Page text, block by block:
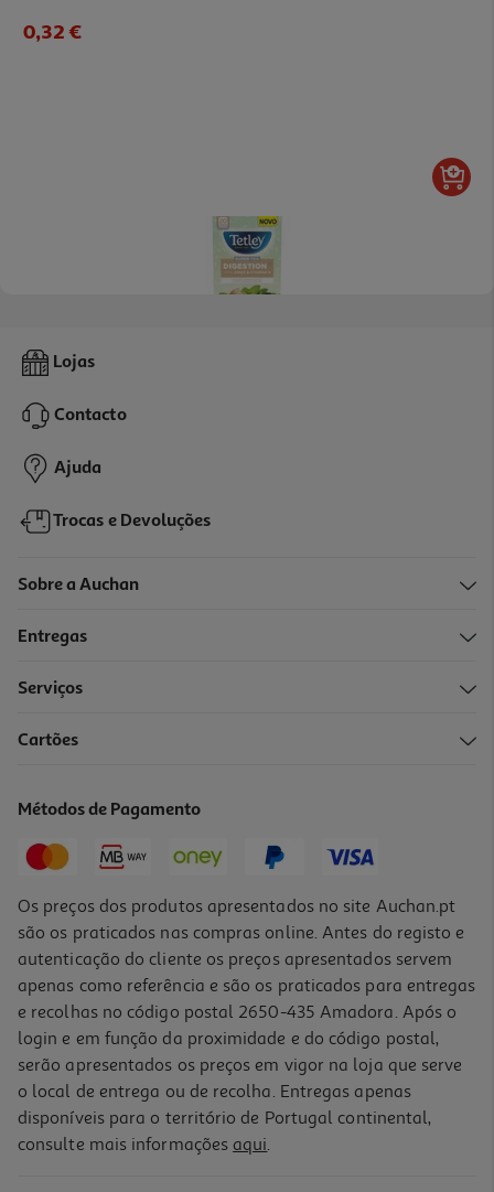
0,32 €
Infusão Tetley Digestão 20 Saquetas
2,65 €
Infusão Tetley Bons Sonhos 20 Saquetas
Lojas
Contacto
Ajuda
Trocas e Devoluções
Sobre a Auchan
Entregas
Serviços
Cartões
Métodos de Pagamento
Os preços dos produtos apresentados no site Auchan.pt
são os praticados nas compras online. Antes do registo e
autenticação do cliente os preços apresentados servem
apenas como referência e são os praticados para entregas
e recolhas no código postal 2650-435 Amadora. Após o
login e em função da proximidade e do código postal,
serão apresentados os preços em vigor na loja que serve
o local de entrega ou de recolha. Entregas apenas
disponíveis para o território de Portugal continental,
consulte mais informações aqui.